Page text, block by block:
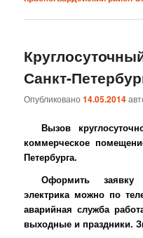
Санкт-
Опубликовано14.05.2014
Вызов
коммерческое
Петербурга.
Оформить заявку
электрика можно по
аварийная служба
выходные и праздники.